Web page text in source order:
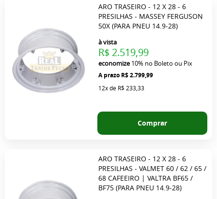
ARO TRASEIRO - 12 X 28 - 6
PRESILHAS - MASSEY FERGUSON
50X (PARA PNEU 14.9-28)
R$ 2.799,99
à vista
R$ 2.519,99
economize10% no Boleto ou Pix
12xde R$ 233,33
Comprar
ARO TRASEIRO - 12 X 28 - 6
PRESILHAS - VALMET 60 / 62 / 65 /
68 CAFEEIRO | VALTRA BF65 /
BF75 (PARA PNEU 14.9-28)